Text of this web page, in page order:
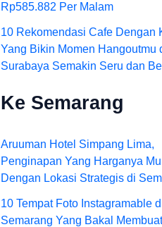
Rp585.882 Per Malam
10 Rekomendasi Cafe Dengan
Yang Bikin Momen Hangoutmu
Surabaya Semakin Seru dan
Ke Semarang
Aruuman Hotel Simpang Lima,
Penginapan Yang Harganya
Dengan Lokasi Strategis di
10 Tempat Foto Instagramable
Semarang Yang Bakal Membuat